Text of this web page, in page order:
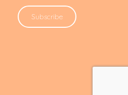
Subscribe